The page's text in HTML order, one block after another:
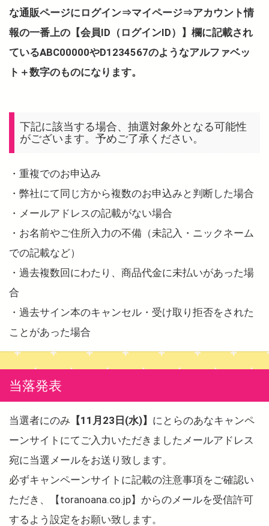
な通販ページにログイン⇒マイページ⇒アカウント情
報の一番上の【会員ID（ログインID）】欄に記載され
ているABC00000やD1234567のようなアルファベッ
ト＋数字のものになります。
下記に該当する場合、抽選対象外となる可能性
がございます。予めご了承ください。
・重複でのお申込み
・弊社にて同じ方から複数のお申込みと判断した場合
・メールアドレスの記載がない場合
・お名前やご住所入力の不備（未記入・ニックネーム
での記載など）
・過去複数回にわたり、商品代金に未払いがあった場
合
・過去サイン本のキャンセル・受け取り拒否をされた
ことがあった場合
当落発表
当選者にのみ 【11月23日(水)】 にとらのあなキャンペ
ーンサイトにてご入力いただきましたメールアドレス
宛に当選メールをお送り致します。
必ずキャンペーンサイトに記載の注意事項をご確認い
ただき、【toranoana.co.jp】からのメールを受信許可
するよう設定をお願い致します。